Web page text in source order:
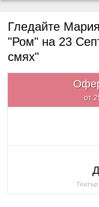
Гледайте
"Ром" на 23
смях"
от